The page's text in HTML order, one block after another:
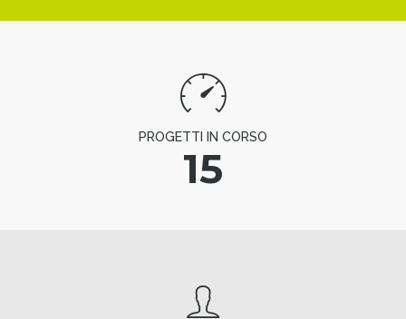
PROGETTI IN CORSO
15